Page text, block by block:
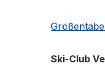
Ski-Club